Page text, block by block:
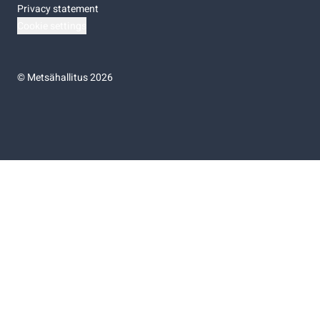
Privacy statement
©Metsähallitus 2026